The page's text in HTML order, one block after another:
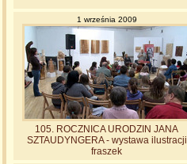
1 września 2009
105. ROCZNICA URODZIN JANA
SZTAUDYNGERA - wystawa ilustracji
fraszek